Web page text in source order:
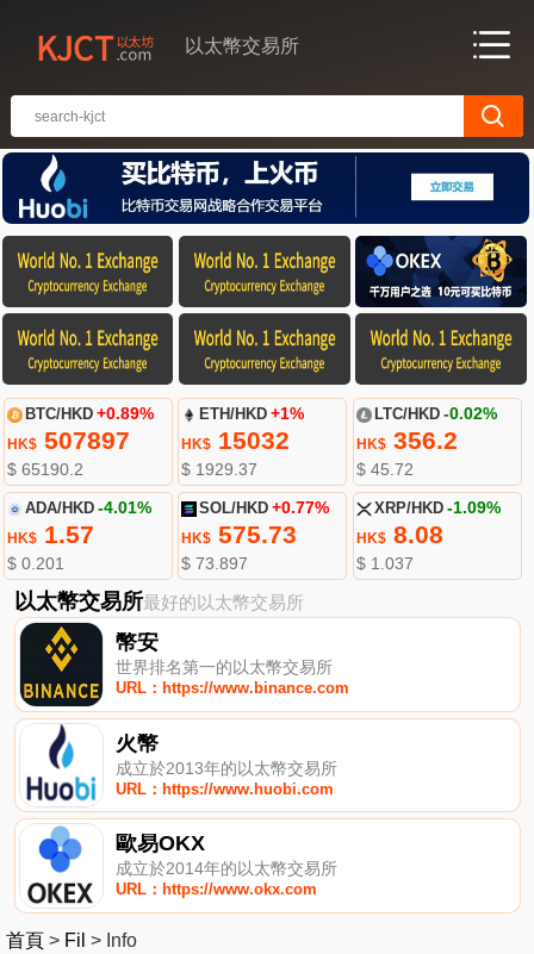
以太幣交易所
BTC/HKD +0.89%
HK$507897
$ 65190.2
ETH/HKD +1%
HK$ 15032
$ 1929.37
LTC/HKD -0.02%
HK$356.2
$ 45.72
ADA/HKD -4.01%
HK$1.57
$ 0.201
SOL/HKD +0.77%
HK$ 575.73
$ 73.897
XRP/HKD -1.09%
HK$8.08
$ 1.037
以太幣交易所最好的以太幣交易所
幣安
世界排名第一的以太幣交易所
URL：https://www.binance.com
火幣
成立於2013年的以太幣交易所
URL：https://www.huobi.com
歐易OKX
成立於2014年的以太幣交易所
URL：https://www.okx.com
首頁 > Fil > Info